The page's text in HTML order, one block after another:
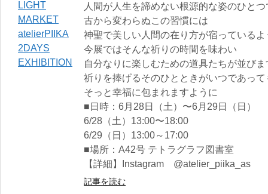
人間が人生を諦めない根源的な姿のひと
古から変わらぬこの習慣には
神聖で美しい人間の在り方が宿っている
今展ではそんな祈りの時間を味わい
自分なりに楽しむための道具たちが並びま
祈りを捧げるそのひとときがいつであって
そっと幸福に包まれますように
■日時：6月28日（土）〜6月29日（日）
6/28（土）13:00〜18:00
6/29（日）13:00～17:00
■場所：A42号 テトラグラフ図書室
【詳細】Instagram @atelier_piika_as
記事を読む